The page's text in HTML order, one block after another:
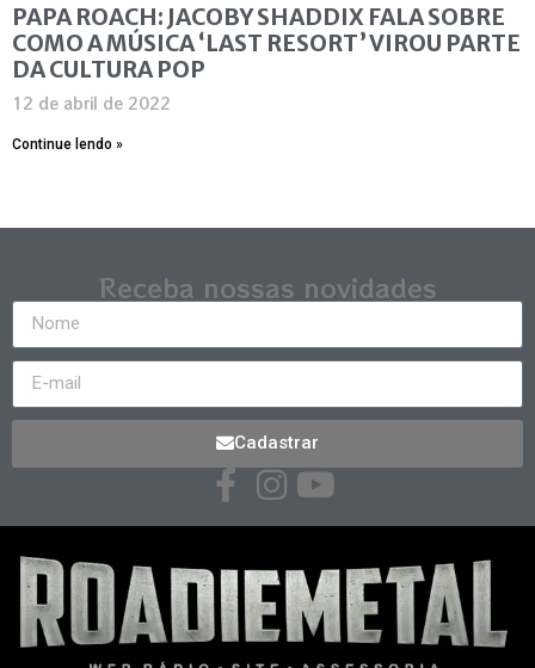
PAPA ROACH: JACOBY SHADDIX FALA SOBRE
COMO A MÚSICA ‘LAST RESORT’ VIROU PARTE
DA CULTURA POP
12 de abril de 2022
Continue lendo »
Receba nossas novidades
Cadastrar